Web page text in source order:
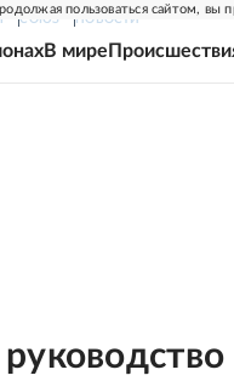
пользоваться сайтом, вы
СОЮЗ НОВОСТИ
В мире